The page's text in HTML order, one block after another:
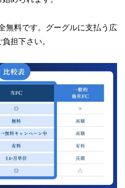
無料です。グーグルに支払う広
担下さい。